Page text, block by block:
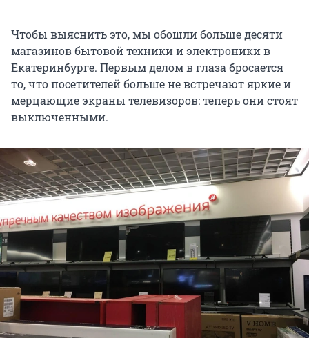
Чтобы выяснить это, мы обошли больше десяти
магазинов бытовой техники и электроники в
Екатеринбурге. Первым делом в глаза бросается
то, что посетителей больше не встречают яркие и
мерцающие экраны телевизоров: теперь они стоят
выключенными.